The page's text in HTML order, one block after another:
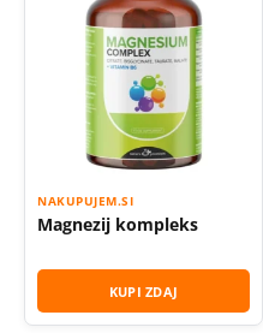
NAKUPUJEM.SI
Magnezij kompleks
KUPI ZDAJ